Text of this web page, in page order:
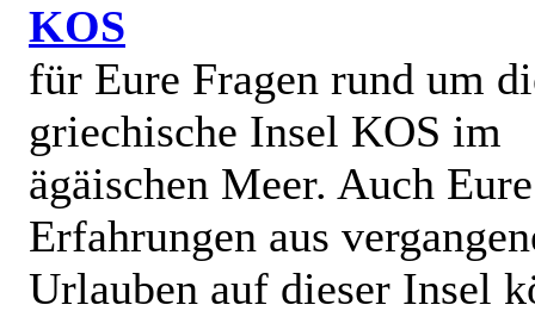
KOS
für Eure Fragen rund um
griechische Insel KOS im
ägäischen Meer. Auch Eure
Erfahrungen aus
Urlauben auf dieser Insel